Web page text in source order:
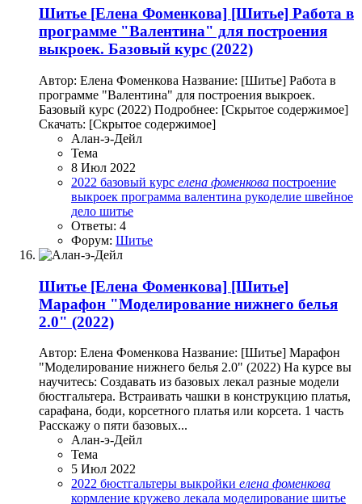
Шитье [Елена Фоменкова] [Шитье] Работа в
программе "Валентина" для построения
выкроек. Базовый курс (2022)
Автор: Елена Фоменкова Название: [Шитье] Работа в
программе "Валентина" для построения выкроек.
Базовый курс (2022) Подробнее: [Скрытое содержимое]
Скачать: [Скрытое содержимое]
Алан-э-Дейл
Тема
8 Июл 2022
2022 базовый курс елена фоменкова построение
выкроек программа валентина рукоделие швейное
дело шитье
Ответы: 4
Форум: Шитье
Шитье [Елена Фоменкова] [Шитье]
Марафон "Моделирование нижнего белья
2.0" (2022)
Автор: Елена Фоменкова Название: [Шитье] Марафон
"Моделирование нижнего белья 2.0" (2022) На курсе вы
научитесь: Создавать из базовых лекал разные модели
бюстгальтера. Встраивать чашки в конструкцию платья,
сарафана, боди, корсетного платья или корсета. 1 часть
Расскажу о пяти базовых...
Алан-э-Дейл
Тема
5 Июл 2022
2022 бюстгальтеры выкройки елена фоменкова
кормление кружево лекала моделирование шитье